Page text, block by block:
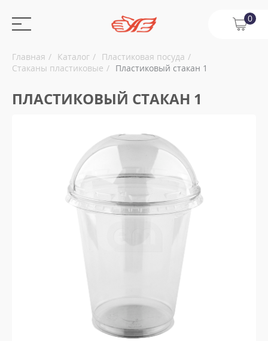
0
Главная Каталог
Пластиковая посуда
Стаканы пластиковые
Пластиковый стакан 1
ПЛАСТИКОВЫЙ СТАКАН 1